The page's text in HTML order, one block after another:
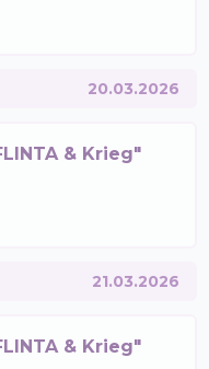
20.03.2026
& Krieg"
21.03.2026
& Krieg"